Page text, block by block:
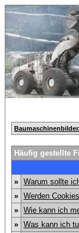
Häufig gestellte
» Warum sollte
» Werden
» Wie kann ich
» Was kann ich